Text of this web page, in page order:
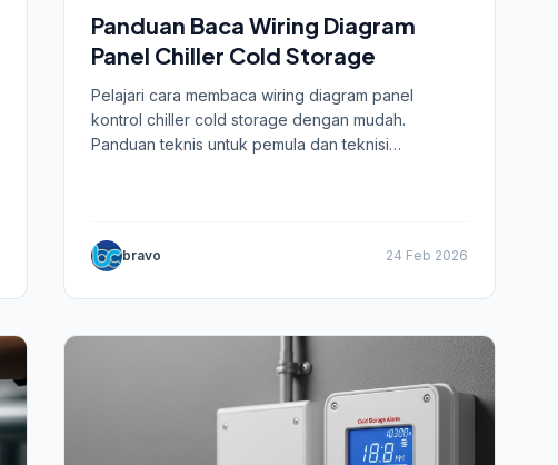
Panduan Baca Wiring Diagram
Panel Chiller Cold Storage
Pelajari cara membaca wiring diagram panel
kontrol chiller cold storage dengan mudah.
Panduan teknis untuk pemula dan teknisi
bravo 24 Feb 2026